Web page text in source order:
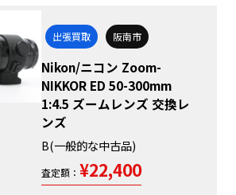
出張買取 阪南市
Nikon/ニコン Zoom-
NIKKOR ED 50-300mm
1:4.5 ズームレンズ 交換レ
ンズ
B(一般的な中古品)
査定額： ¥22,400